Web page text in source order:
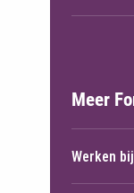
Meer
Werken bij